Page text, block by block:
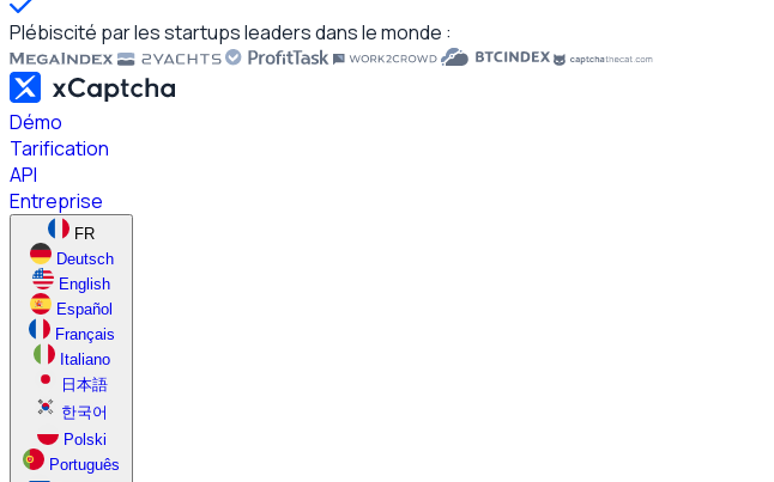
Plébiscité par les startups leaders dans le monde :
Démo
Tarification
API
Entreprise
FR
Deutsch
English
Español
Français
Italiano
日本語
한국어
Polski
Português